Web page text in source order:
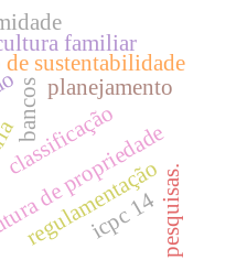
classificação
de propriedade
de sustentabilidade
familiar
bancos
regulamentaçãopesquisas.
planejamento
icpc 14